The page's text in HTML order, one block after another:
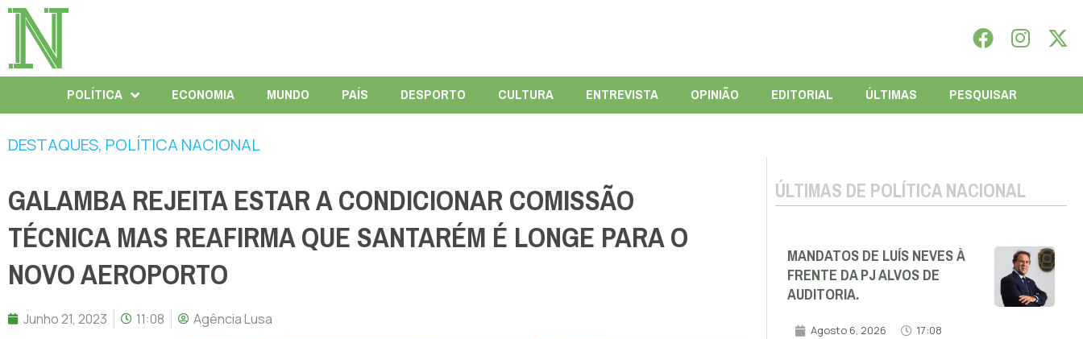
POLÍTICA ECONOMIA MUNDO PAÍS DESPORTO CULTURA ENTREVISTA OPINIÃO EDITORIAL ÚLTIMAS PESQUISAR
DESTAQUES, POLÍTICA NACIONAL
GALAMBA REJEITA ESTAR A CONDICIONAR COMISSÃO
TÉCNICA MAS REAFIRMA QUE SANTARÉM É LONGE PARA O
NOVO AEROPORTO
Junho 21, 2023 11:08 Agência Lusa
ÚLTIMAS DE POLÍTICA NACIONAL
MANDATOS DE LUÍS NEVES À
FRENTE DA PJ ALVOS DE
AUDITORIA.
Agosto 6, 2026 17:08